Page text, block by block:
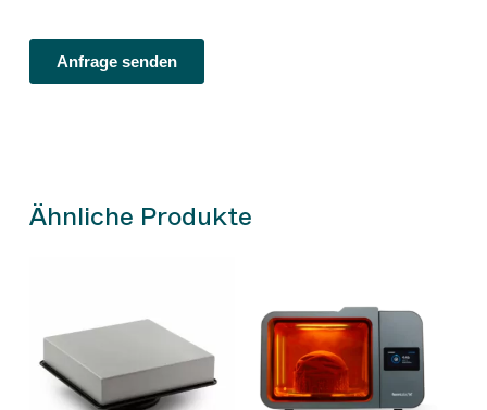
Ähnliche Produkte